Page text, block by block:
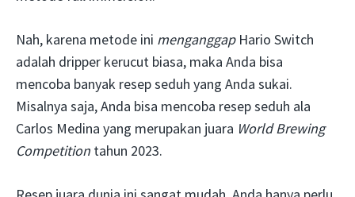
Nah, karena metode ini menganggapHario Switch
adalah dripper kerucut biasa, maka Anda bisa
mencoba banyak resep seduh yang Anda sukai.
Misalnya saja, Anda bisa mencoba resep seduh ala
Carlos Medina yang merupakan juara World Brewing
Competition tahun 2023.